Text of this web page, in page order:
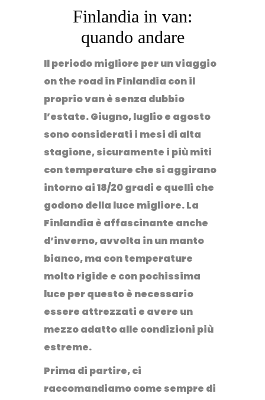
Finlandia in van:
quando andare
Il periodo migliore per un viaggio
on the road in Finlandia con il
proprio van è senza dubbio
l’estate. Giugno, luglio e agosto
sono considerati i mesi di alta
stagione, sicuramente i più miti
con temperature che si aggirano
intorno ai 18/20 gradi e quelli che
godono della luce migliore. La
Finlandia è affascinante anche
d’inverno, avvolta in un manto
bianco, ma con temperature
molto rigide e con pochissima
luce per questo è necessario
essere attrezzati e avere un
mezzo adatto alle condizioni più
estreme.
Prima di partire, ci
raccomandiamo come sempre di